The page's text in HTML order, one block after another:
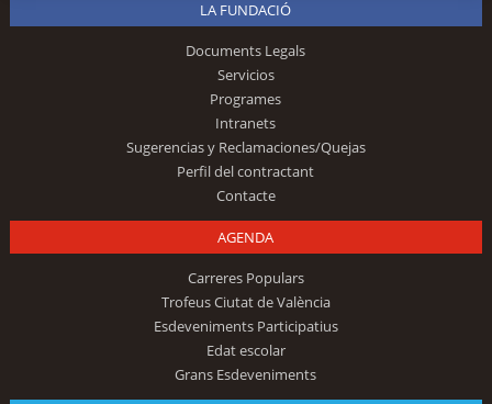
LA FUNDACIÓ
Documents Legals
Servicios
Programes
Intranets
Sugerencias y Reclamaciones/Quejas
Perfil del contractant
Contacte
AGENDA
Carreres Populars
Trofeus Ciutat de València
Esdeveniments Participatius
Edat escolar
Grans Esdeveniments